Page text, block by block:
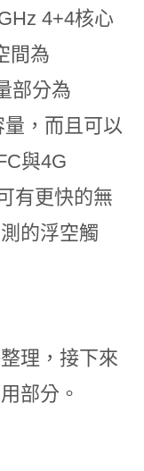
4+4核心
間為
部分為
，而且可以
與4G
有更快的無
的浮空觸
理，接下來
部分。